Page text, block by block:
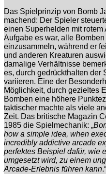
Das Spielprinzip von Bomb
machend: Der Spieler
einen Superhelden mit
Aufgabe es war, alle
einzusammeln, während er
und anderen Kreaturen
damalige Verhältnisse
es, durch gedrückthalten der
variieren. Eine der
Möglichkeit, durch gezieltes
Bomben eine höhere
taktischer machte als viele
Zeit. Das britische Magazin
1985 die Spielmechanik: „
how a simple idea, when
incredibly addictive arcade
perfektes Beispiel dafür, wie
umgesetzt wird, zu einem
Arcade-Erlebnis führen kann